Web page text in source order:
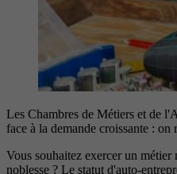
Les Chambres de Métiers et de
face à la demande croissante :
Vous souhaitez exercer un
noblesse ? Le statut d'auto-